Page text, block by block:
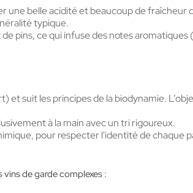
belle acidité et beaucoup de fraîcheur
typique.
pins, ce qui infuse des notes aromatiques
suit les principes de la biodynamie.
à la main avec un tri rigoureux.
pour respecter l'identité de chaque
de garde complexes :